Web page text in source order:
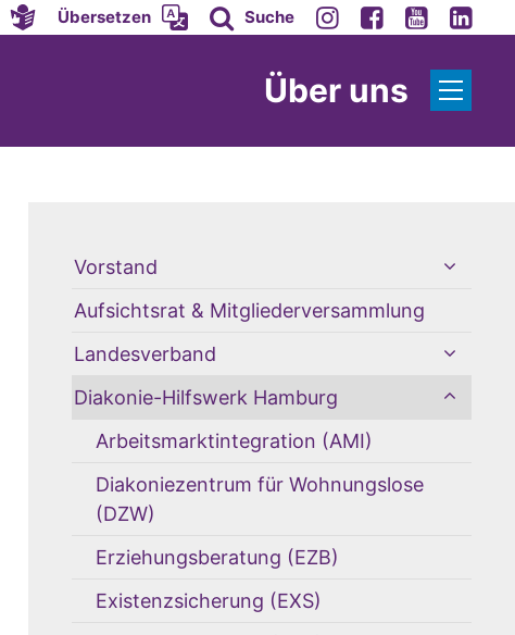
Übersetzen Suche
Über uns
Vorstand
Aufsichtsrat & Mitgliederversammlung
Landesverband
Diakonie-Hilfswerk Hamburg
Arbeitsmarktintegration (AMI)
Diakoniezentrum für Wohnungslose
(DZW)
Erziehungsberatung (EZB)
Existenzsicherung (EXS)